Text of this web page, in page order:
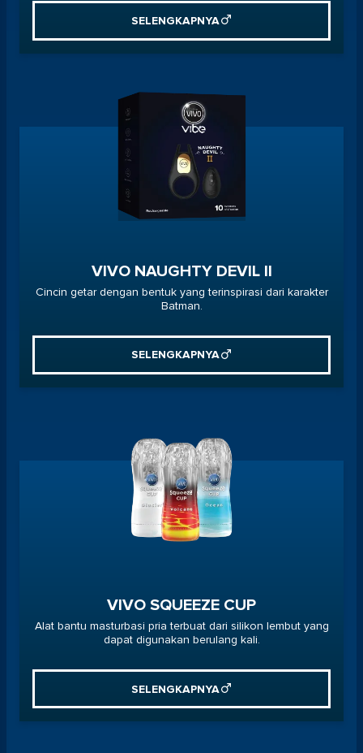
SELENGKAPNYA
VIVO NAUGHTY DEVIL II
Cincin getar dengan bentuk yang terinspirasi dari karakter
Batman.
SELENGKAPNYA
VIVO SQUEEZE CUP
Alat bantu masturbasi pria terbuat dari silikon lembut yang
dapat digunakan berulang kali.
SELENGKAPNYA